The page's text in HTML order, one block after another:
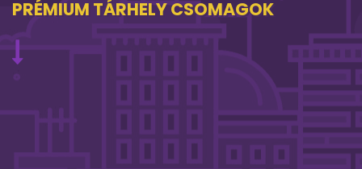
PRÉMIUM TÁRHELY CSOMAGOK